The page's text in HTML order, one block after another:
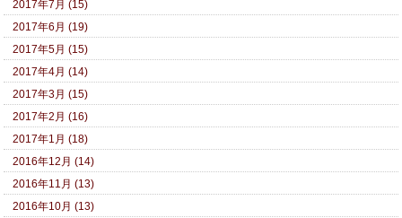
2017年7月 (15)
2017年6月 (19)
2017年5月 (15)
2017年4月 (14)
2017年3月 (15)
2017年2月 (16)
2017年1月 (18)
2016年12月 (14)
2016年11月 (13)
2016年10月 (13)